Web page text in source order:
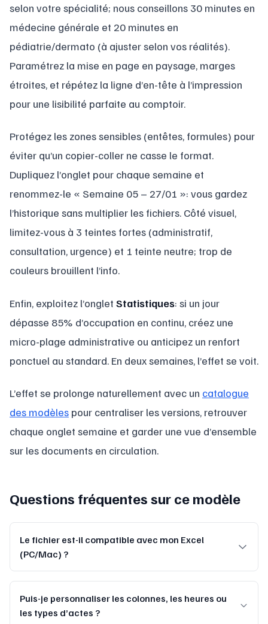
selon votre spécialité; nous conseillons 30 minutes en
médecine générale et 20 minutes en
pédiatrie/dermato (à ajuster selon vos réalités).
Paramétrez la mise en page en paysage, marges
étroites, et répétez la ligne d’en-tête à l’impression
pour une lisibilité parfaite au comptoir.
Protégez les zones sensibles (entêtes, formules) pour
éviter qu’un copier-coller ne casse le format.
Dupliquez l’onglet pour chaque semaine et
renommez-le « Semaine 05 – 27/01 »: vous gardez
l’historique sans multiplier les fichiers. Côté visuel,
limitez-vous à 3 teintes fortes (administratif,
consultation, urgence) et 1 teinte neutre; trop de
couleurs brouillent l’info.
Enfin, exploitez l’onglet Statistiques: si un jour
dépasse 85% d’occupation en continu, créez une
micro-plage administrative ou anticipez un renfort
ponctuel au standard. En deux semaines, l’effet se voit.
L’effet se prolonge naturellement avec un catalogue
des modèles pour centraliser les versions, retrouver
chaque onglet semaine et garder une vue d’ensemble
sur les documents en circulation.
Questions fréquentes sur ce modèle
Le fichier est-il compatible avec mon Excel
(PC/Mac) ?
Puis-je personnaliser les colonnes, les heures ou
les types d’actes ?